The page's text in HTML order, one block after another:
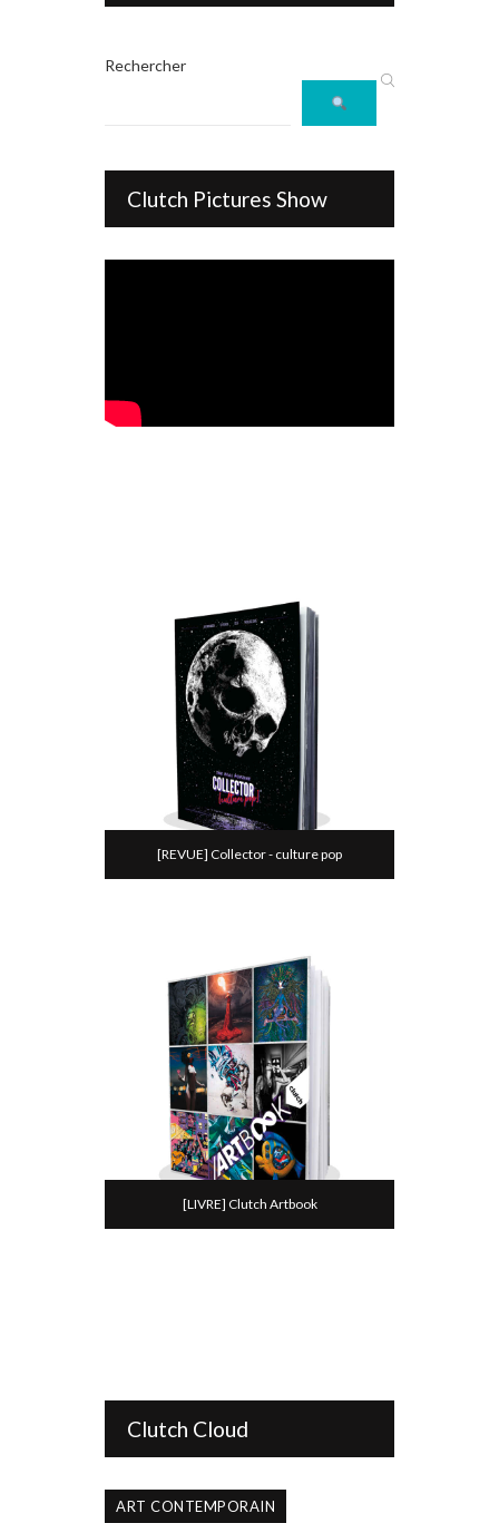
Rechercher
Clutch Pictures Show
[REVUE] Collector - culture pop
[LIVRE] Clutch Artbook
Clutch Cloud
ART CONTEMPORAIN